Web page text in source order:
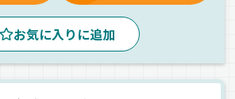
社内イベント 夕方
離 観光バス 地場
拠点多数
一般旅客 バス 正社員
お気に入りに追加